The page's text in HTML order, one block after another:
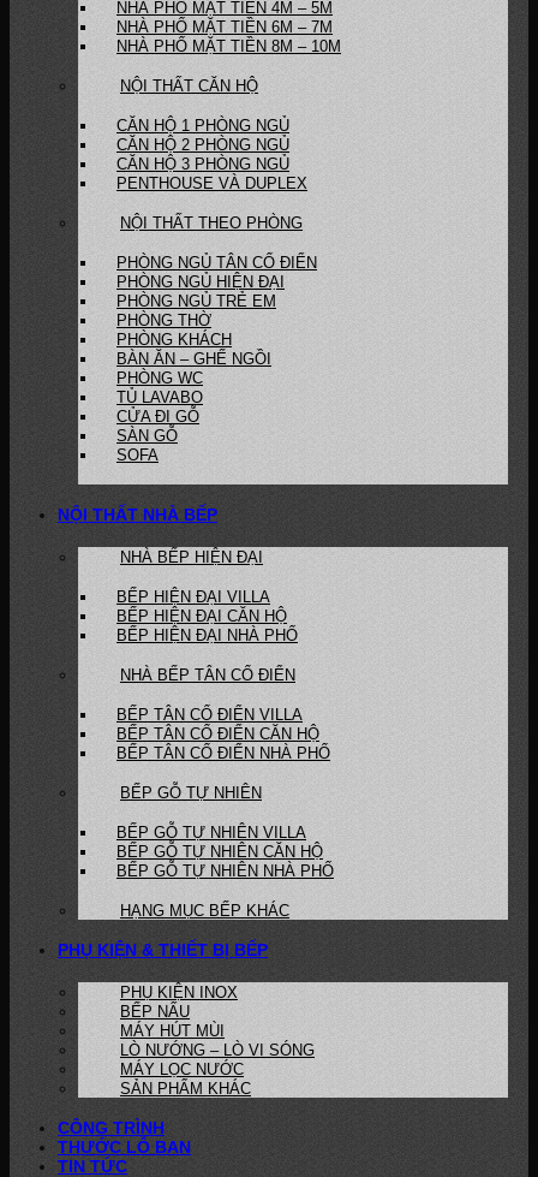
NHÀ PHỐ MẶT TIỀN 4M – 5M
NHÀ PHỐ MẶT TIỀN 6M – 7M
NHÀ PHỐ MẶT TIỀN 8M – 10M
NỘI THẤT CĂN HỘ
CĂN HỘ 1 PHÒNG NGỦ
CĂN HỘ 2 PHÒNG NGỦ
CĂN HỘ 3 PHÒNG NGỦ
PENTHOUSE VÀ DUPLEX
NỘI THẤT THEO PHÒNG
PHÒNG NGỦ TÂN CỔ ĐIỂN
PHÒNG NGỦ HIỆN ĐẠI
PHÒNG NGỦ TRẺ EM
PHÒNG THỜ
PHÒNG KHÁCH
BÀN ĂN – GHẾ NGỒI
PHÒNG WC
TỦ LAVABO
CỬA ĐI GỖ
SÀN GỖ
SOFA
NỘI THẤT NHÀ BẾP
NHÀ BẾP HIỆN ĐẠI
BẾP HIỆN ĐẠI VILLA
BẾP HIỆN ĐẠI CĂN HỘ
BẾP HIỆN ĐẠI NHÀ PHỐ
NHÀ BẾP TÂN CỔ ĐIỂN
BẾP TÂN CỔ ĐIỂN VILLA
BẾP TÂN CỔ ĐIỂN CĂN HỘ
BẾP TÂN CỔ ĐIỂN NHÀ PHỐ
BẾP GỖ TỰ NHIÊN
BẾP GỖ TỰ NHIÊN VILLA
BẾP GỖ TỰ NHIÊN CĂN HỘ
BẾP GỖ TỰ NHIÊN NHÀ PHỐ
HẠNG MỤC BẾP KHÁC
PHỤ KIỆN & THIẾT BỊ BẾP
PHỤ KIỆN INOX
BẾP NẤU
MÁY HÚT MÙI
LÒ NƯỚNG – LÒ VI SÓNG
MÁY LỌC NƯỚC
SẢN PHẨM KHÁC
CÔNG TRÌNH
THƯỚC LỖ BAN
TIN TỨC